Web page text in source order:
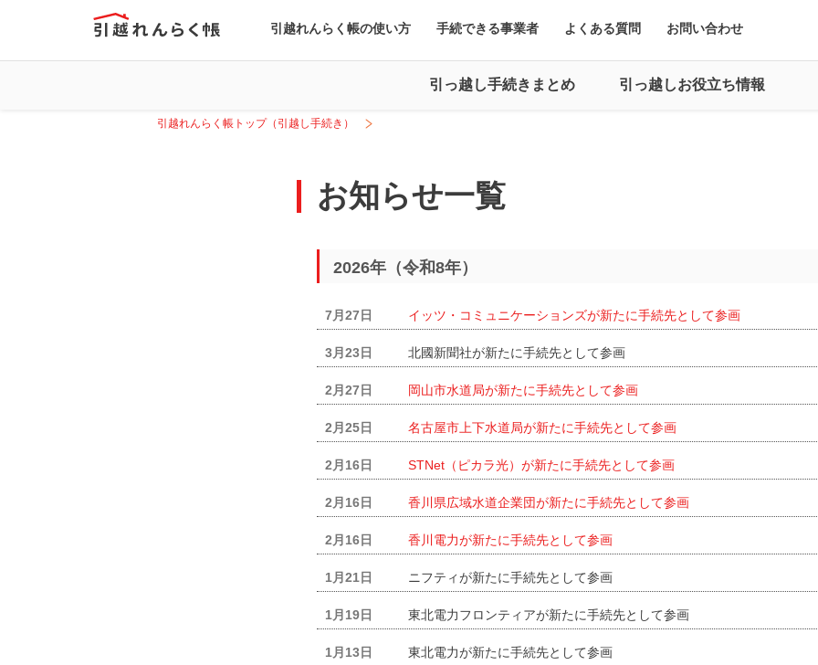
引越れんらく帳の使い方 手続できる事業者 よくある質問 お問い合わせ
引っ越し手続きまとめ 引っ越しお役立ち情報
引越れんらく帳トップ（引越し手続き）
お知らせ一覧
2026年（令和8年）
7月27日 イッツ・コミュニケーションズが新たに手続先として参画
3月23日 北國新聞社が新たに手続先として参画
2月27日 岡山市水道局が新たに手続先として参画
2月25日 名古屋市上下水道局が新たに手続先として参画
2月16日 STNet（ピカラ光）が新たに手続先として参画
2月16日 香川県広域水道企業団が新たに手続先として参画
2月16日 香川電力が新たに手続先として参画
1月21日 ニフティが新たに手続先として参画
1月19日 東北電力フロンティアが新たに手続先として参画
1月13日 東北電力が新たに手続先として参画